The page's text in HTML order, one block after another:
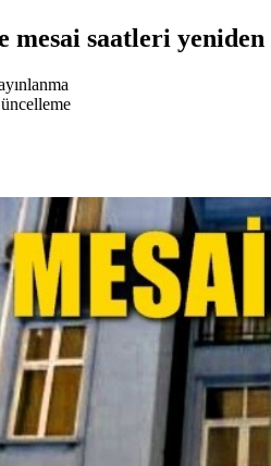
mesai saatleri